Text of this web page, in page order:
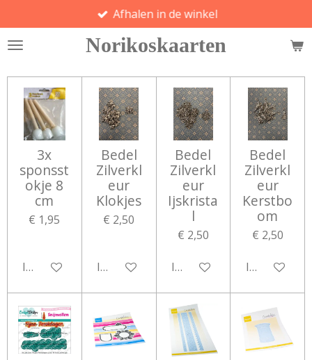
direct
naar
hoofdinhoud
Norikoskaarten
Afhalen in de winkel
3x
sponsst
okje 8
cm
€ 1,95
In winkelwagen
Bedel
Zilverkl
eur
Klokjes
€ 2,50
In winkelwagen
Bedel
Zilverkl
eur
Ijskrista
l
€ 2,50
In winkelwagen
Bedel
Zilverkl
eur
Kerstbo
om
€ 2,50
In